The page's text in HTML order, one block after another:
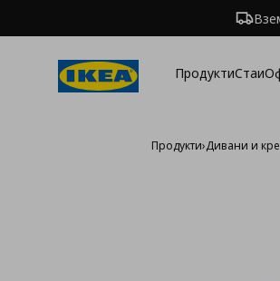
ПродуктиСтаи
Продукти›Дивани и